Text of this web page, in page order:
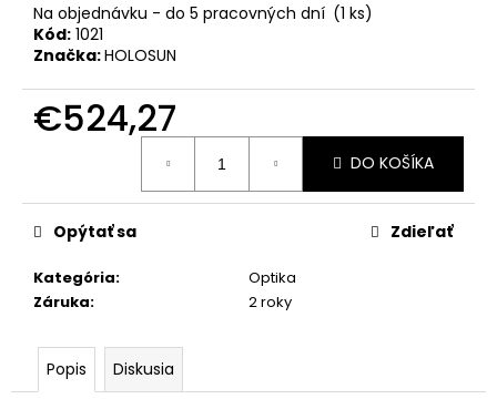
Na objednávku - do 5 pracovných dní (1 ks)
Kód: 1021
Značka:HOLOSUN
€524,27
DO KOŠÍKA
Kategória:
Optika
Záruka: 2 roky
Opýtať sa Zdieľať
Popis Diskusia
O
d
p
o
a
m
PROTAC
RAIL
MOUNT